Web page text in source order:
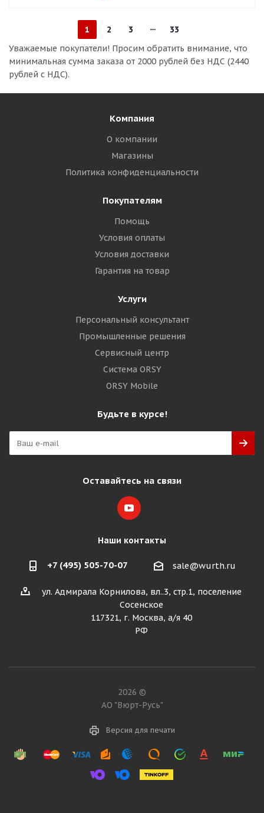
1 2 3
33
Уважаемые покупатели! Просим обратить внимание, что
минимальная сумма заказа от 2000 рублей без НДС (2440
рублей с НДС).
Компания
О компании
Магазины
Политика конфиденциальности
Покупателям
Помощь
Условия оплаты
Условия доставки
Гарантия на товар
Услуги
Персональный консультант
Промышленные решения
Сервисный центр
Система ORSY
ORSY Mobile
Будьте в курсе!
Оставайтесь на связи
Наши контакты
+7 (495) 505-70-07 sale@wurth.ru
ул. Адмирала Корнилова, вл..3, стр.1, поселение
Сосенское
117321, г. Москва, а/я 40
РФ
2026 ©
АО "Вюрт-Русь"
Версия для печати